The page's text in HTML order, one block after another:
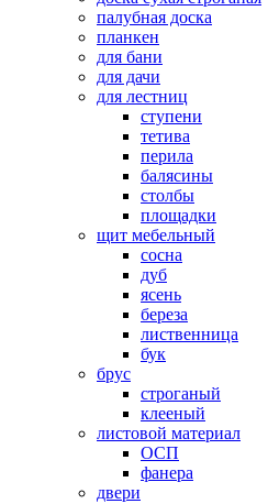
палубная доска
планкен
для бани
для дачи
для лестниц
ступени
тетива
перила
балясины
столбы
площадки
щит мебельный
сосна
дуб
ясень
береза
лиственница
бук
брус
строганый
клееный
листовой материал
ОСП
фанера
двери